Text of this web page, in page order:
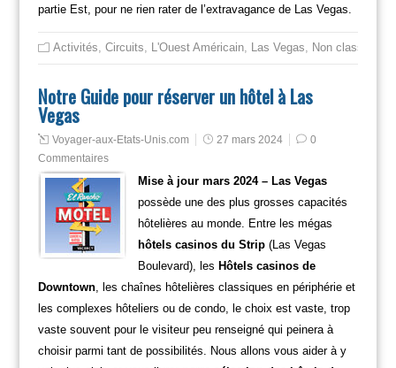
partie Est, pour ne rien rater de l’extravagance de Las Vegas.
Activités Circuits L'Ouest Américain, Las Vegas Non classé
Notre Guide pour réserver un hôtel à Las
Vegas
Voyager-aux-Etats-Unis.com 27 mars 2024
0
Commentaires
Mise à jour mars 2024 – Las Vegas
possède une des plus grosses capacités
hôtelières au monde. Entre les mégas
hôtels casinos du Strip(Las Vegas
Boulevard), les Hôtels casinos de
Downtown, les chaînes hôtelières classiques en périphérie et
les complexes hôteliers ou de condo, le choix est vaste, trop
vaste souvent pour le visiteur peu renseigné qui peinera à
choisir parmi tant de possibilités. Nous allons vous aider à y